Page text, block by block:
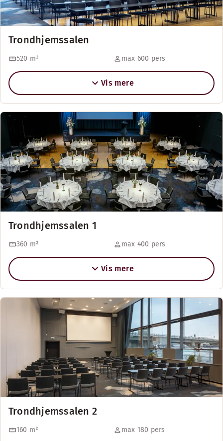
Trondhjemssalen
520 m² max 600 pers
Vis mere
Trondhjemssalen 1
360 m² max 400 pers
Vis mere
Trondhjemssalen 2
160 m² max 180 pers